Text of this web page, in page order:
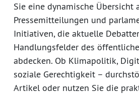
Sie eine dynamische Übersicht
Pressemitteilungen und
Initiativen, die aktuelle
Handlungsfelder des
abdecken. Ob Klimapolitik,
soziale Gerechtigkeit –
Artikel oder nutzen Sie die